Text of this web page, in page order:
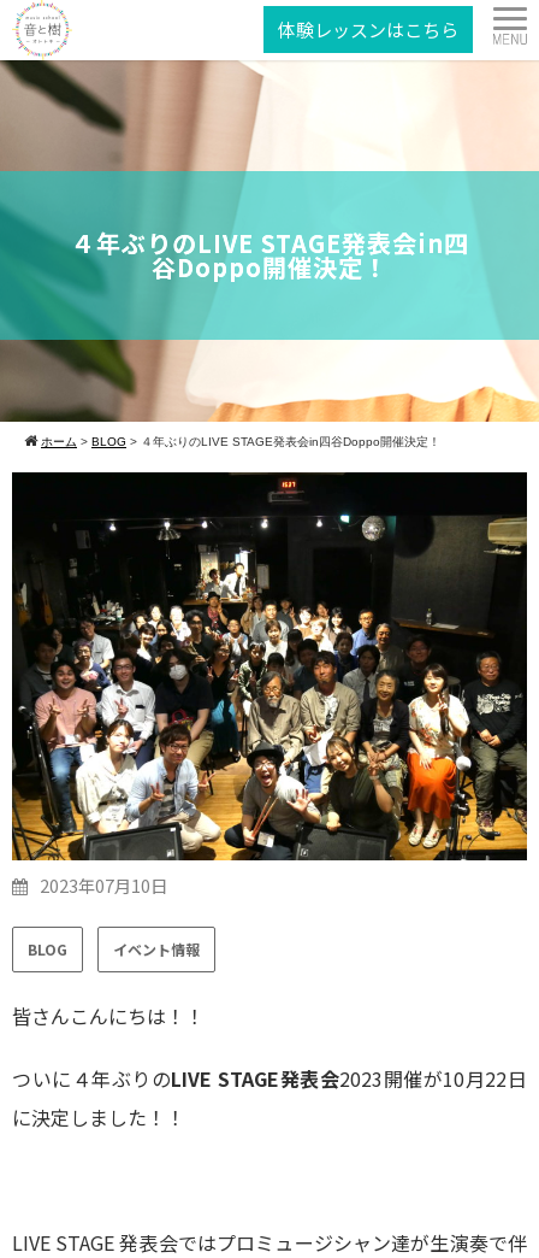
体験レッスンはこちら
４年ぶりのLIVE STAGE発表会in四
谷Doppo開催決定！
ホーム > BLOG > ４年ぶりのLIVE STAGE発表会in四谷Doppo開催決定！
2023年07月10日
BLOG イベント情報
皆さんこんにちは！！
ついに４年ぶりのLIVE STAGE発表会2023開催が10月22日
に決定しました！！
LIVE STAGE 発表会ではプロミュージシャン達が生演奏で伴